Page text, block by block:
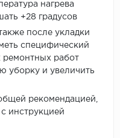
нагрева
+28 градусов
после укладки
специфический
ремонтных работ
уборку и увеличить
рекомендацией,
инструкцией